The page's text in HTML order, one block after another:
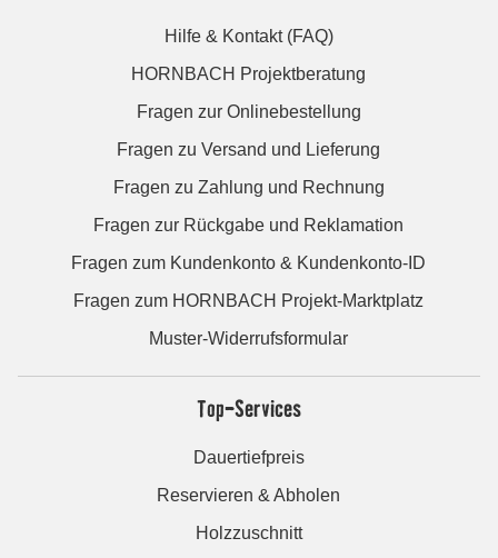
Hilfe & Kontakt (FAQ)
HORNBACH Projektberatung
Fragen zur Onlinebestellung
Fragen zu Versand und Lieferung
Fragen zu Zahlung und Rechnung
Fragen zur Rückgabe und Reklamation
Fragen zum Kundenkonto & Kundenkonto-ID
Fragen zum HORNBACH Projekt-Marktplatz
Muster-Widerrufsformular
Top-Services
Dauertiefpreis
Reservieren & Abholen
Holzzuschnitt